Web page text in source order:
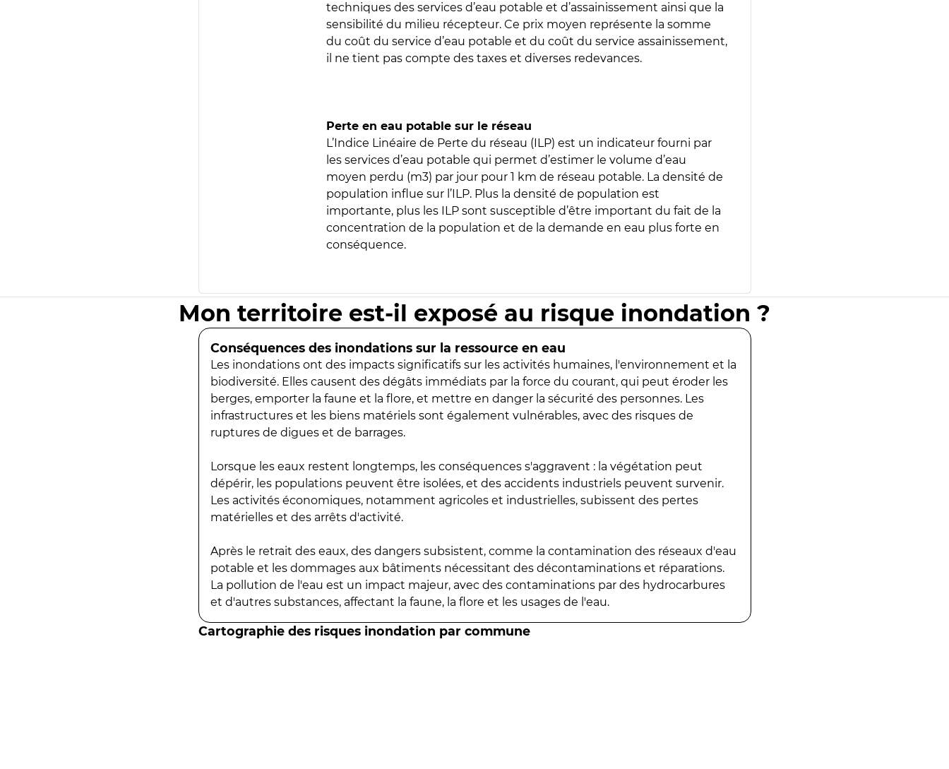
techniques des services d’eau potable et d’assainissement ainsi que la
sensibilité du milieu récepteur. Ce prix moyen représente la somme
du coût du service d’eau potable et du coût du service assainissement,
il ne tient pas compte des taxes et diverses redevances.
Perte en eau potable sur le réseau
L’Indice Linéaire de Perte du réseau (ILP) est un indicateur fourni par
les services d’eau potable qui permet d’estimer le volume d’eau
moyen perdu (m3) par jour pour 1 km de réseau potable. La densité de
population influe sur l’ILP. Plus la densité de population est
importante, plus les ILP sont susceptible d’être important du fait de la
concentration de la population et de la demande en eau plus forte en
conséquence.
Mon territoire est-il exposé au risque inondation ?
Conséquences des inondations sur la ressource en eau
Les inondations ont des impacts significatifs sur les activités humaines, l'environnement et la
biodiversité. Elles causent des dégâts immédiats par la force du courant, qui peut éroder les
berges, emporter la faune et la flore, et mettre en danger la sécurité des personnes. Les
infrastructures et les biens matériels sont également vulnérables, avec des risques de
ruptures de digues et de barrages.
Lorsque les eaux restent longtemps, les conséquences s'aggravent : la végétation peut
dépérir, les populations peuvent être isolées, et des accidents industriels peuvent survenir.
Les activités économiques, notamment agricoles et industrielles, subissent des pertes
matérielles et des arrêts d'activité.
Après le retrait des eaux, des dangers subsistent, comme la contamination des réseaux d'eau
potable et les dommages aux bâtiments nécessitant des décontaminations et réparations.
La pollution de l'eau est un impact majeur, avec des contaminations par des hydrocarbures
et d'autres substances, affectant la faune, la flore et les usages de l'eau.
Cartographie des risques inondation par commune